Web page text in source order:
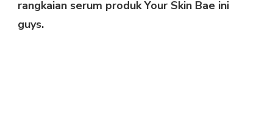
rangkaian serum produk Your Skin Bae ini
guys.